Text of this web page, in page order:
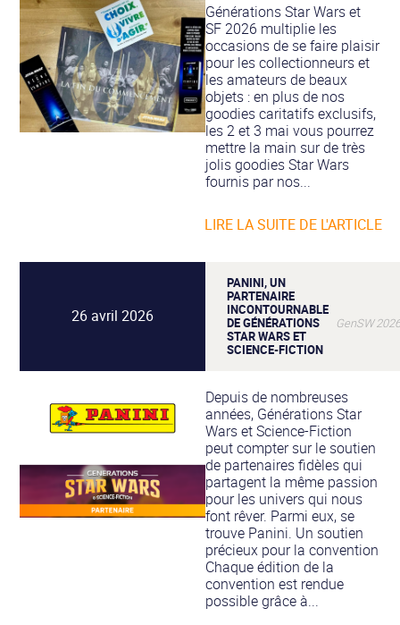
Générations Star Wars et
SF 2026 multiplie les
occasions de se faire plaisir
pour les collectionneurs et
les amateurs de beaux
objets : en plus de nos
goodies caritatifs exclusifs,
les 2 et 3 mai vous pourrez
mettre la main sur de très
jolis goodies Star Wars
fournis par nos...
LIRE LA SUITE DE L'ARTICLE
26 avril 2026
PANINI, UN
PARTENAIRE
INCONTOURNABLE
DE GÉNÉRATIONS
STAR WARS ET
SCIENCE-FICTION
GenSW
Depuis de nombreuses
années, Générations Star
Wars et Science-Fiction
peut compter sur le soutien
de partenaires fidèles qui
partagent la même passion
pour les univers qui nous
font rêver. Parmi eux, se
trouve Panini. Un soutien
précieux pour la convention
Chaque édition de la
convention est rendue
possible grâce à...